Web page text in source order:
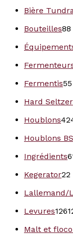
Bière
Bouteilles88
Fermentis5
Hard Seltzer
Houblons42
Houblons
Ingrédients
Kegerator22
Lallemand/
Levures126
Malt et